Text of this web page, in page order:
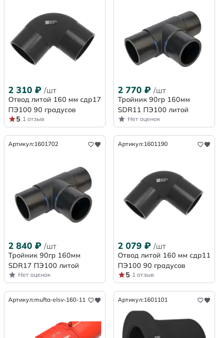
2 310 ₽ /шт
Отвод литой 160 мм сдр17
ПЭ100 90 градусов
5 1 отзыв
2 770 ₽ /шт
Тройник 90гр 160мм
SDR11 ПЭ100 литой
Нет оценок
Артикул:1601702
2 840 ₽ /шт
Тройник 90гр 160мм
SDR17 ПЭ100 литой
Нет оценок
Артикул:1601190
2 079 ₽ /шт
Отвод литой 160 мм сдр11
ПЭ100 90 градусов
5 1 отзыв
Артикул:mufta-elsv-160-11 Артикул:1601101